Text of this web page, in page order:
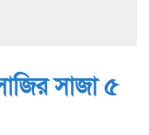
সাজা ৫